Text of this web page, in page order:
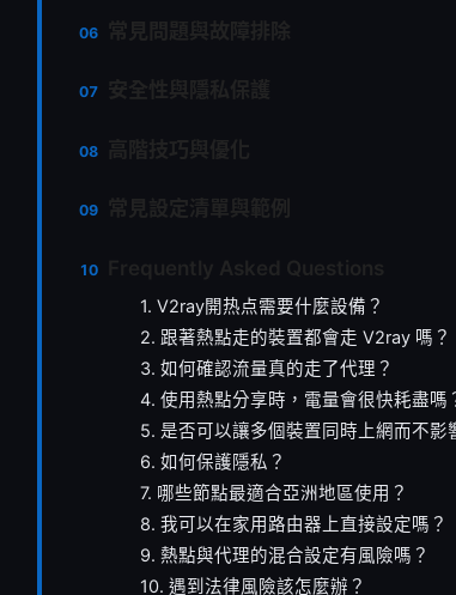
1. V2ray開热点需要什麼設備？
2. 跟著熱點走的裝置都會走 V2ray 嗎？
3. 如何確認流量真的走了代理？
4. 使用熱點分享時，電量會很快耗盡嗎
5. 是否可以讓多個裝置同時上網而不影
6. 如何保護隱私？
7. 哪些節點最適合亞洲地區使用？
8. 我可以在家用路由器上直接設定嗎？
9. 熱點與代理的混合設定有風險嗎？
10. 遇到法律風險該怎麼辦？